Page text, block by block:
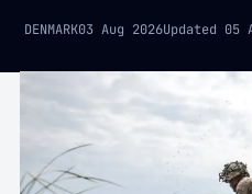
DENMARK03 Aug 2026Updated 05